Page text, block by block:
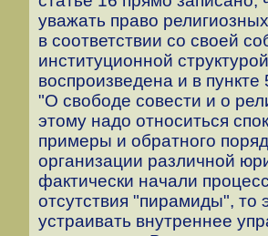
уважать право
в соответствии со своей
институционной
воспроизведена и в
"О свободе совести и о
этому надо относиться
примеры и обратного
организации различной
фактически начали
отсутствия "пирамиды", то
устраивать внутреннее